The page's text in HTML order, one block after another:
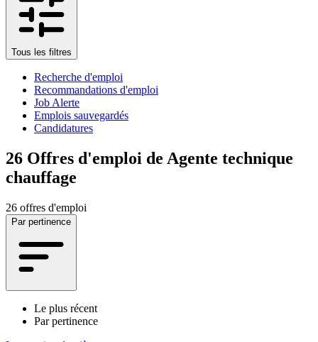
Tous les filtres
Recherche d'emploi
Recommandations d'emploi
Job Alerte
Emplois sauvegardés
Candidatures
26 Offres d'emploi de Agente technique
chauffage
26 offres d'emploi
Par pertinence
Le plus récent
Par pertinence